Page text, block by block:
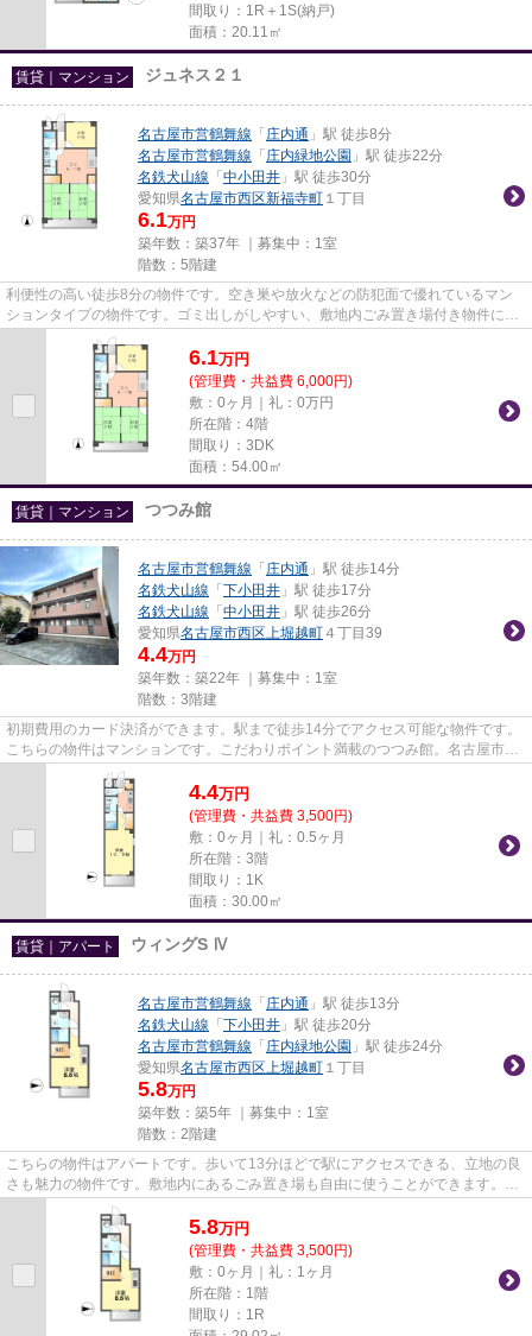
間取り：1R＋1S(納戸)
面積：20.11㎡
賃貸｜マンション ジュネス２１
名古屋市営鶴舞線 「 庄内通 」駅 徒歩8分
名古屋市営鶴舞線 「 庄内緑地公園 」駅 徒歩22分
名鉄犬山線 「 中小田井 」駅 徒歩30分
愛知県名古屋市西区新福寺町 １丁目
6.1万円
築年数：築37年 ｜募集中： 1室
階数：5階建
利便性の高い徒歩8分の物件です。空き巣や放火などの防犯面で優れているマン
ションタイプの物件です。ゴミ出しがしやすい、敷地内ごみ置き場付き物件にな
ります。こだわりポイント満載...
6.1万円
(管理費・共益費 6,000円)
敷：0ヶ月｜礼：0万円
所在階：4階
間取り：3DK
面積：54.00㎡
賃貸｜マンション つつみ館
名古屋市営鶴舞線 「 庄内通 」駅 徒歩14分
名鉄犬山線 「 下小田井 」駅 徒歩17分
名鉄犬山線 「 中小田井 」駅 徒歩26分
愛知県名古屋市西区上堀越町 ４丁目39
4.4万円
築年数：築22年 ｜募集中： 1室
階数：3階建
初期費用のカード決済ができます。駅まで徒歩14分でアクセス可能な物件です。
こちらの物件はマンションです。こだわりポイント満載のつつみ館。名古屋市営
鶴舞線庄内通周辺の物件の詳...
4.4万円
(管理費・共益費 3,500円)
敷：0ヶ月｜礼：0.5ヶ月
所在階：3階
間取り：1K
面積：30.00㎡
賃貸｜アパート ウィングS Ⅳ
名古屋市営鶴舞線 「 庄内通 」駅 徒歩13分
名鉄犬山線 「 下小田井 」駅 徒歩20分
名古屋市営鶴舞線 「 庄内緑地公園 」駅 徒歩24分
愛知県名古屋市西区上堀越町 １丁目
5.8万円
築年数：築5年 ｜募集中： 1室
階数：2階建
こちらの物件はアパートです。歩いて13分ほどで駅にアクセスできる、立地の良
さも魅力の物件です。敷地内にあるごみ置き場も自由に使うことができます。ぜ
ひ一度見ていただきたい、「...
5.8万円
(管理費・共益費 3,500円)
敷：0ヶ月｜礼：1ヶ月
所在階：1階
間取り：1R